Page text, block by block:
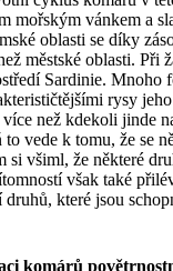
mořským vánkem a
oblasti se díky
městské oblasti. Při
Sardinie.
rysy
než kdekoli jinde
vede k tomu, že se
si všiml, že některé
však také
které jsou
komárů